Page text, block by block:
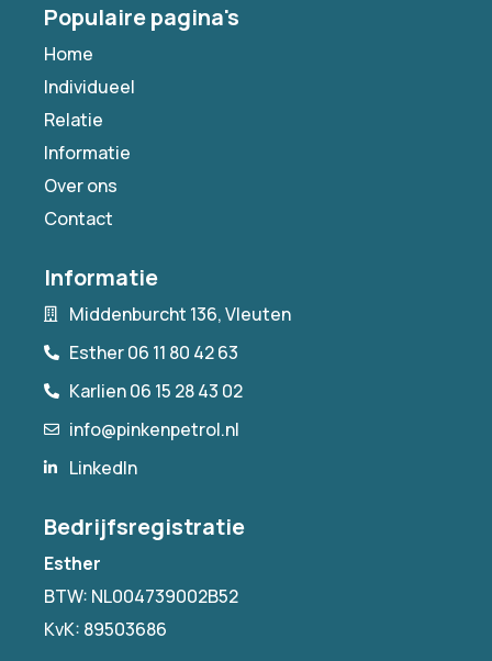
Populaire pagina's
Home
Individueel
Relatie
Informatie
Over ons
Contact
Informatie
Middenburcht 136, Vleuten
Esther 06 11 80 42 63
Karlien 06 15 28 43 02
info@pinkenpetrol.nl
LinkedIn
Bedrijfsregistratie
Esther
BTW: NL004739002B52
KvK: 89503686